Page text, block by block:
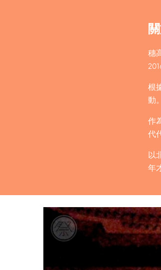
穗
根
動。
作
代
以
年